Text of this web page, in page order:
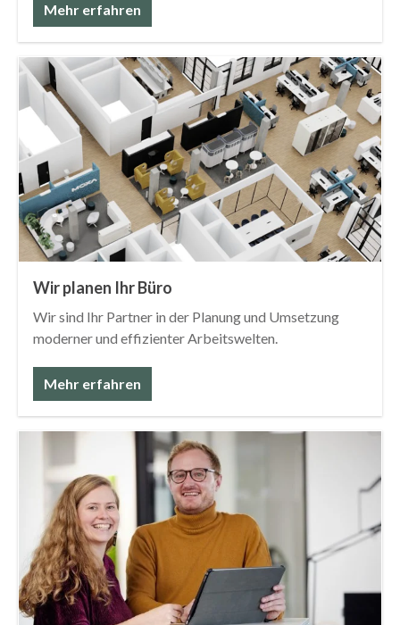
Mehr erfahren
Wir planen Ihr Büro
Wir sind Ihr Partner in der Planung und Umsetzung
moderner und effizienter Arbeitswelten.
Mehr erfahren